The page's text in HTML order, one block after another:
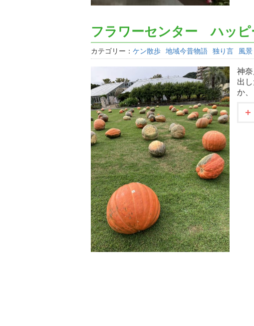
フラワーセンター ハッピ
カテゴリー： ケン散歩 地域今昔物語 独り言 風景
神
出
か